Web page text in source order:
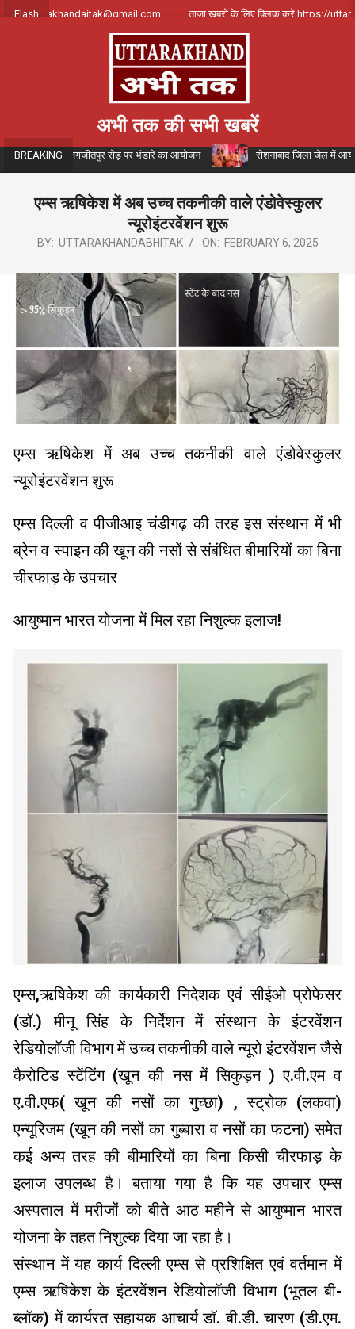
SkipFlash
uttarakhandajtak@gmail.com ताजा खबरों के लिए क्लिक करे https://
अभी तक की सभी खबरें
BREAKING
संयोजन में जगजीतपुर रोड़ पर भंडारे का आयोजन रोशनाबाद जिला जेल में आयोजित
एम्स ऋषिकेश में अब उच्च तकनीकी वाले एंडोवेस्कुलर
न्यूरोइंटरवेंशन शुरू
BY: UTTARAKHANDABHITAK ON: FEBRUARY 6, 2025
एम्स ऋषिकेश में अब उच्च तकनीकी वाले एंडोवेस्कुलर
न्यूरोइंटरवेंशन शुरू
एम्स दिल्ली व पीजीआइ चंडीगढ़ की तरह इस संस्थान में भी
ब्रेन व स्पाइन की खून की नसों से संबंधित बीमारियों का बिना
चीरफाड़ के उपचार
आयुष्मान भारत योजना में मिल रहा निशुल्क इलाज!
एम्स,ऋषिकेश की कार्यकारी निदेशक एवं सीईओ प्रोफेसर
(डॉ.) मीनू सिंह के निर्देशन में संस्थान के इंटरवेंशन
रेडियोलॉजी विभाग में उच्च तकनीकी वाले न्यूरो इंटरवेंशन जैसे
कैरोटिड स्टेंटिंग (खून की नस में सिकुड़न ) ए.वी.एम व
ए.वी.एफ( खून की नसों का गुच्छा) , स्ट्रोक (लकवा)
एन्यूरिजम (खून की नसों का गुब्बारा व नसों का फटना) समेत
कई अन्य तरह की बीमारियों का बिना किसी चीरफाड़ के
इलाज उपलब्ध है। बताया गया है कि यह उपचार एम्स
अस्पताल में मरीजों को बीते आठ महीने से आयुष्मान भारत
योजना के तहत निशुल्क दिया जा रहा है।
संस्थान में यह कार्य दिल्ली एम्स से प्रशिक्षित एवं वर्तमान में
एम्स ऋषिकेश के इंटरवेंशन रेडियोलॉजी विभाग (भूतल बी-
ब्लॉक) में कार्यरत सहायक आचार्य डॉ. बी.डी. चारण (डी.एम.